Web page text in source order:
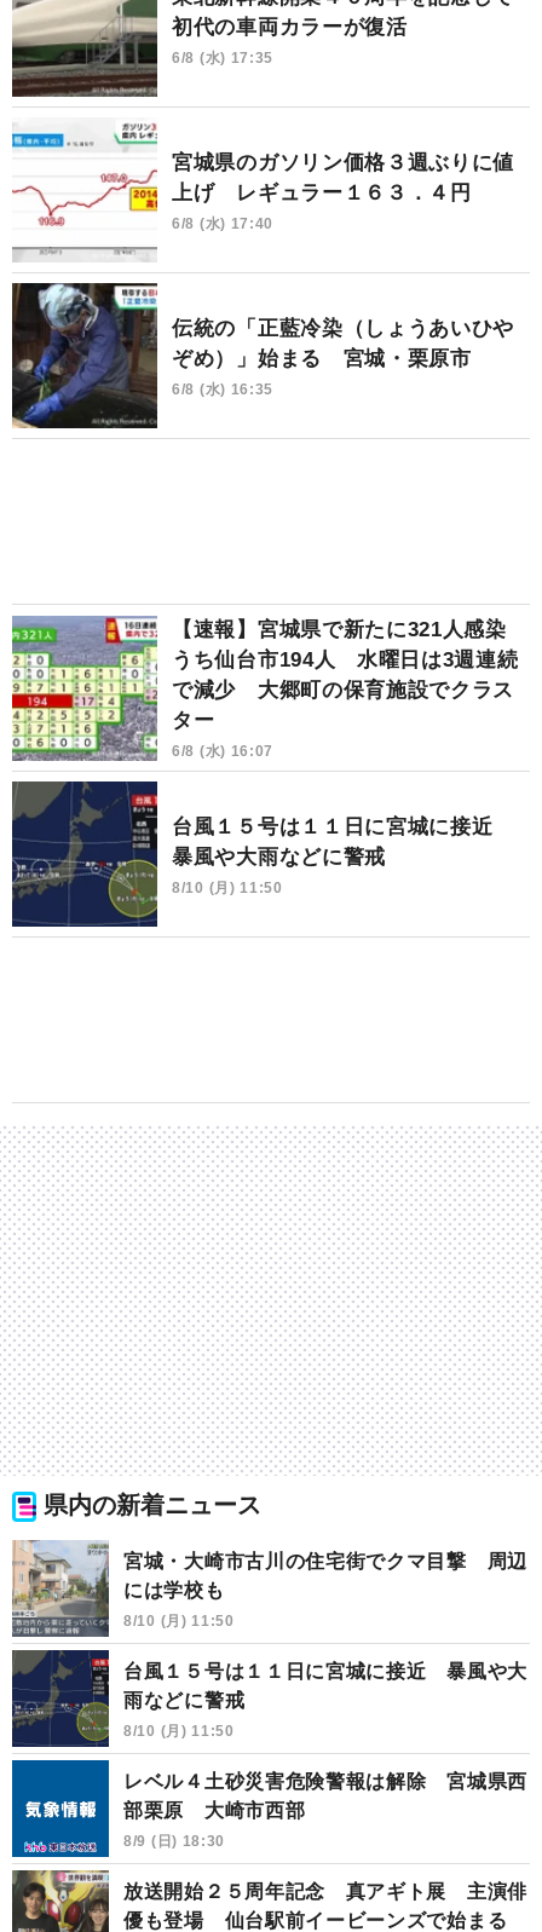
初代の車両カラーが復活
6/8 (水) 17:35
宮城県のガソリン価格３週ぶりに値
上げ レギュラー１６３．４円
6/8 (水) 17:40
伝統の「正藍冷染（しょうあいひや
ぞめ）」始まる 宮城・栗原市
6/8 (水) 16:35
【速報】宮城県で新たに321人感染
うち仙台市194人 水曜日は3週連続
で減少 大郷町の保育施設でクラス
ター
6/8 (水) 16:07
台風１５号は１１日に宮城に接近
暴風や大雨などに警戒
8/10 (月) 11:50
県内の新着ニュース
宮城・大崎市古川の住宅街でクマ目撃 周辺
には学校も
8/10 (月) 11:50
台風１５号は１１日に宮城に接近 暴風や大
雨などに警戒
8/10 (月) 11:50
レベル４土砂災害危険警報は解除 宮城県西
部栗原 大崎市西部
8/9 (日) 18:30
放送開始２５周年記念 真アギト展 主演俳
優も登場 仙台駅前イービーンズで始まる